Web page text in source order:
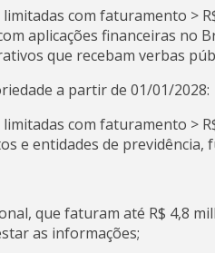
com faturamento >
aplicações financeiras no
que recebam verbas
a partir de 01/01/2028:
com faturamento >
e entidades de previdência,
que faturam até R$ 4,8
as informações;